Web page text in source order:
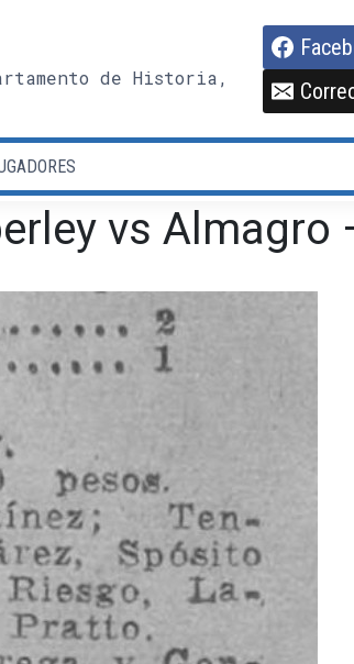
de Historia,
vs Almagro